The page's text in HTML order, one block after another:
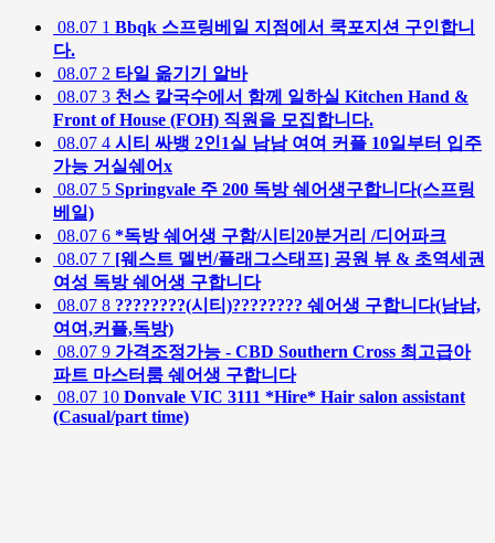
08.07 1 Bbqk 스프링베일 지점에서 쿡포지션 구인합니
다.
08.07 2 타일 옮기기 알바
08.07 3 천스 칼국수에서 함께 일하실 Kitchen Hand &
Front of House (FOH) 직원을 모집합니다.
08.07 4 시티 싸뱅 2인1실 남남 여여 커플 10일부터 입주
가능 거실쉐어x
08.07 5 Springvale 주 200 독방 쉐어생구합니다(스프링
베일)
08.07 6 *독방 쉐어생 구함/시티20분거리 /디어파크
08.07 7 [웨스트 멜번/플래그스태프] 공원 뷰 & 초역세권
여성 독방 쉐어생 구합니다
08.07 8 ????????(시티)???????? 쉐어생 구합니다(남남,
여여,커플,독방)
08.07 9 가격조정가능 - CBD Southern Cross 최고급아
파트 마스터룸 쉐어생 구합니다
08.07 10 Donvale VIC 3111 *Hire* Hair salon assistant
(Casual/part time)